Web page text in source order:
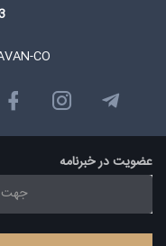
CO
عضویت در خبرنامه